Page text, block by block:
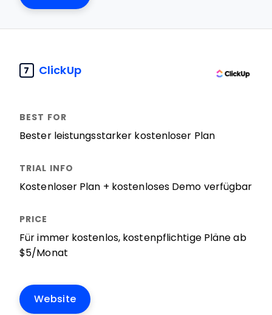
7 ClickUp
Bester leistungsstarker kostenloser Plan
Kostenloser Plan + kostenloses Demo verfügbar
Für immer kostenlos, kostenpflichtige Pläne ab
$5/Monat
Website